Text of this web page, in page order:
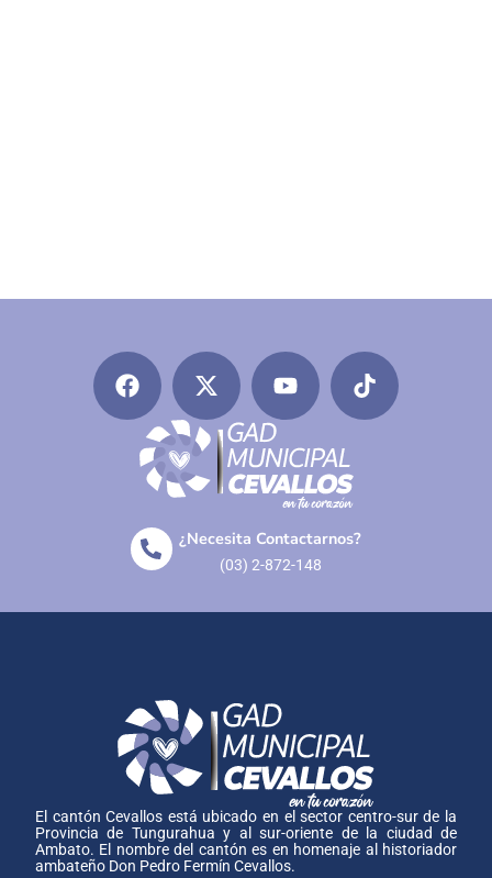
¿Necesita Contactarnos?
(03) 2-872-148
El cantón Cevallos está ubicado en el sector centro-sur de la
Provincia de Tungurahua y al sur-oriente de la ciudad de
Ambato. El nombre del cantón es en homenaje al historiador
ambateño Don Pedro Fermín Cevallos.